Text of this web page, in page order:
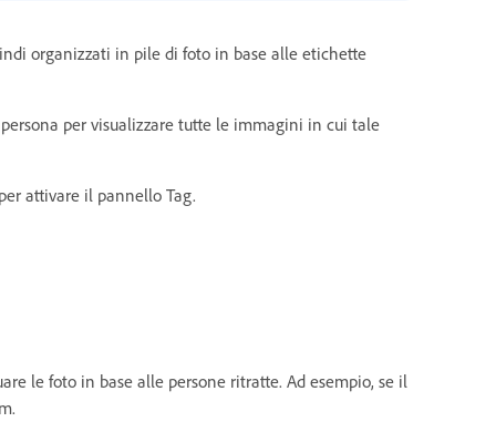
organizzati in pile di foto in base alle etichette
per visualizzare tutte le immagini in cui tale
attivare il pannello Tag.
le foto in base alle persone ritratte. Ad esempio, se il